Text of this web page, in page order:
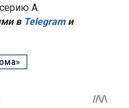
А.
вTelegramи